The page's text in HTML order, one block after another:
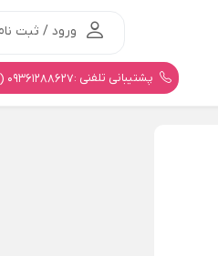
ورود / ثبت
پشتیبانی تلفنی :09361288627 (از ساعت 9 تا 17)